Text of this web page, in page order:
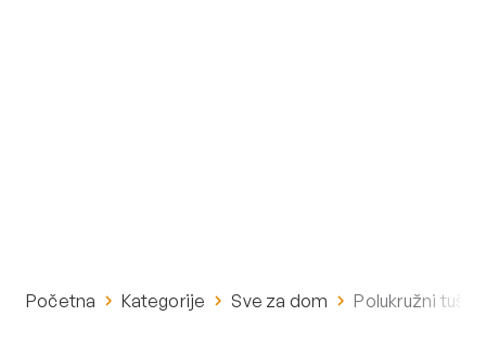
Početna Kategorije Sve za dom Polukružni tuš s